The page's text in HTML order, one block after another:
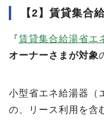
【2】賃貸集合
『賃貸集合給湯省エ
オーナーさまが対象
小型省エネ給湯器（
の、リース利用を含